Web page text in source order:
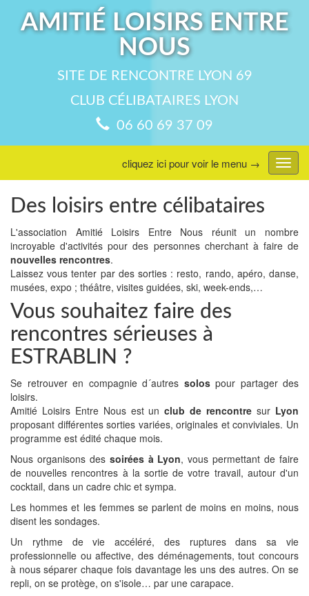
AMITIÉ LOISIRS ENTRE
NOUS
SITE DE RENCONTRE LYON 69
CLUB CÉLIBATAIRES LYON
06 60 69 37 09
menu
cliquez ici pour voir le menu →
Des loisirs entre célibataires
L'association Amitié Loisirs Entre Nous réunit un nombre
incroyable d'activités pour des personnes cherchant à faire de
nouvelles rencontres.
Laissez vous tenter par des sorties : resto, rando, apéro, danse,
musées, expo ; théâtre, visites guidées, ski, week-ends,…
Vous souhaitez faire des
rencontres sérieuses à
ESTRABLIN ?
Se retrouver en compagnie d´autres solospour partager des
loisirs.
Amitié Loisirs Entre Nous est unclub de rencontre sur Lyon
proposant différentes sorties variées, originales et conviviales. Un
programme est édité chaque mois.
Nous organisons des soirées à Lyon, vous permettant de faire
de nouvelles rencontres à la sortie de votre travail, autour d'un
cocktail, dans un cadre chic et sympa.
Les hommes et les femmes se parlent de moins en moins, nous
disent les sondages.
Un rythme de vie accéléré, des ruptures dans sa vie
professionnelle ou affective, des déménagements, tout concours
à nous séparer chaque fois davantage les uns des autres. On se
repli, on se protège, on s'isole… par une carapace.